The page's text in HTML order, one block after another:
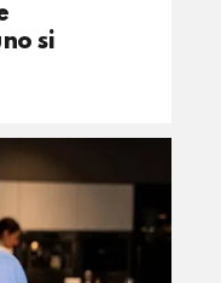
si